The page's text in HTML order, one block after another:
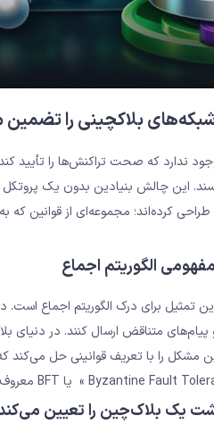
بلاکچینی را
طراحی کرده‌اند؛ مجموعه‌ای از قوانین
الگوریتم اجماع
تمثیل برای درک الگوریتم اجماع
متناقض ارسال کنند. در دنیای
مشکل را با تعریف قوانینی حل
یک بلاک‌چین را تعیین